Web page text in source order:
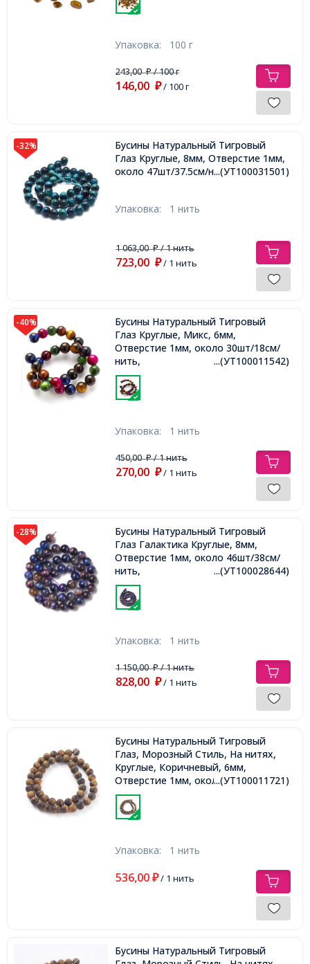
Упаковка: 100 г
243,00₽/ 100 г
146,00 ₽/ 100 г
-32%
Бусины Натуральный Тигровый
Глаз Круглые, 8мм, Отверстие 1мм,
около 47шт/37.5см/нить,...(УТ100031501)
Упаковка: 1 нить
1 063,00₽/ 1 нить
723,00 ₽/ 1 нить
-40%
Бусины Натуральный Тигровый
Глаз Круглые, Микс, 6мм,
Отверстие 1мм, около 30шт/18см/
нить,
...(УТ100011542)
Упаковка: 1 нить
450,00₽/ 1 нить
270,00 ₽/ 1 нить
-28%
Бусины Натуральный Тигровый
Глаз Галактика Круглые, 8мм,
Отверстие 1мм, около 46шт/38см/
нить,
...(УТ100028644)
Упаковка: 1 нить
1 150,00₽/ 1 нить
828,00 ₽/ 1 нить
Бусины Натуральный Тигровый
Глаз, Морозный Стиль, На нитях,
Круглые, Коричневый, 6мм,
Отверстие 1мм, около 63шт/38-
39см/нить
...(УТ100011721)
Упаковка: 1 нить
536,00 ₽/ 1 нить
Бусины Натуральный Тигровый